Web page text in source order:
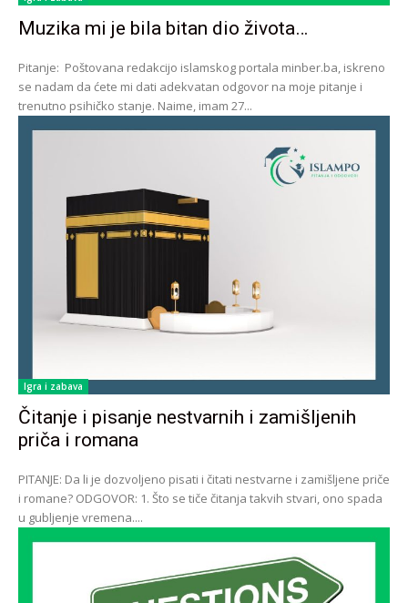
Muzika mi je bila bitan dio života…
Pitanje: Poštovana redakcijo islamskog portala minber.ba, iskreno
se nadam da ćete mi dati adekvatan odgovor na moje pitanje i
trenutno psihičko stanje. Naime, imam 27...
Igra i zabava
Čitanje i pisanje nestvarnih i zamišljenih
priča i romana
PITANJE: Da li je dozvoljeno pisati i čitati nestvarne i zamišljene priče
i romane? ODGOVOR: 1. Što se tiče čitanja takvih stvari, ono spada
u gubljenje vremena....